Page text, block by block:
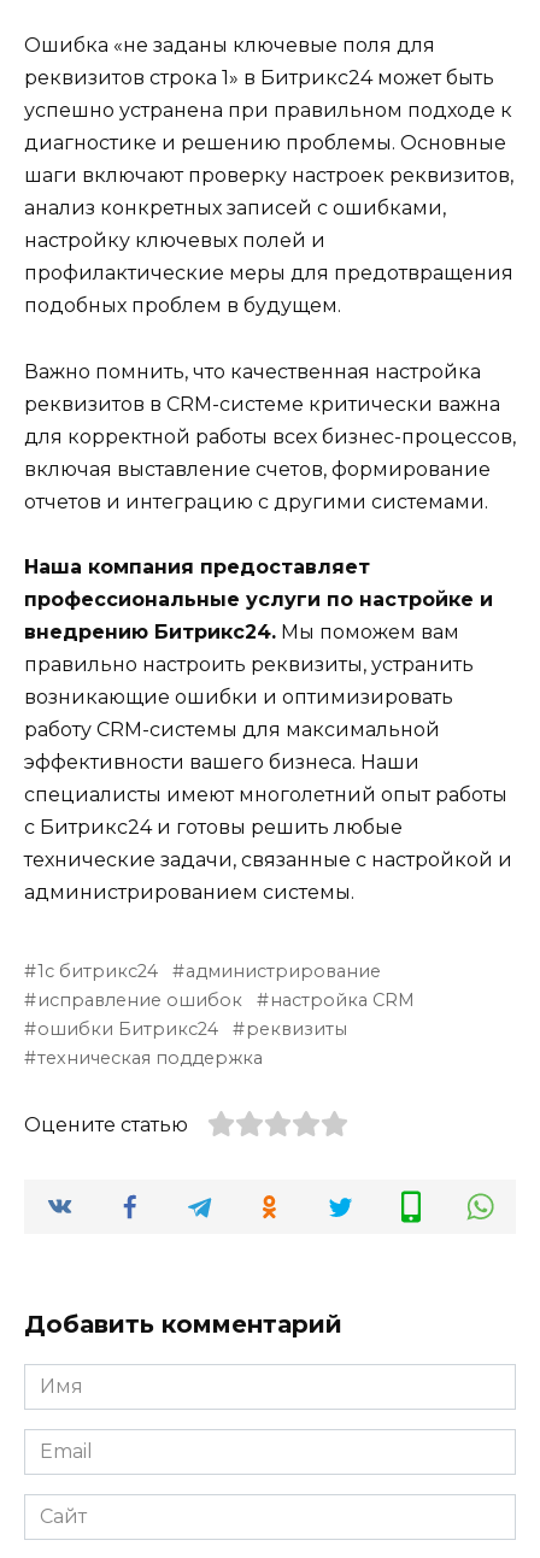
Ошибка «не заданы ключевые поля для
реквизитов строка 1» в Битрикс24 может быть
успешно устранена при правильном подходе к
диагностике и решению проблемы. Основные
шаги включают проверку настроек реквизитов,
анализ конкретных записей с ошибками,
настройку ключевых полей и
профилактические меры для предотвращения
подобных проблем в будущем.
Важно помнить, что качественная настройка
реквизитов в CRM-системе критически важна
для корректной работы всех бизнес-процессов,
включая выставление счетов, формирование
отчетов и интеграцию с другими системами.
Наша компания предоставляет
профессиональные услуги по настройке и
внедрению Битрикс24. Мы поможем вам
правильно настроить реквизиты, устранить
возникающие ошибки и оптимизировать
работу CRM-системы для максимальной
эффективности вашего бизнеса. Наши
специалисты имеют многолетний опыт работы
с Битрикс24 и готовы решить любые
технические задачи, связанные с настройкой и
администрированием системы.
1с битрикс24
администрирование
исправление ошибок
настройка CRM
ошибки Битрикс24
реквизиты
техническая поддержка
Оцените статью
Добавить комментарий
Имя
*
Email
*
Сайт